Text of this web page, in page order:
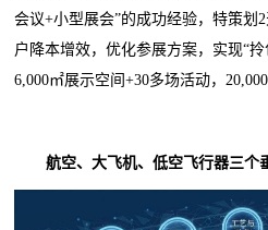
会议+小型展会”的成功经验，特策划
户降本增效，优化参展方案，实现“拎
6,000㎡展示空间+30多场活动，
航空、大飞机、低空飞行器三个